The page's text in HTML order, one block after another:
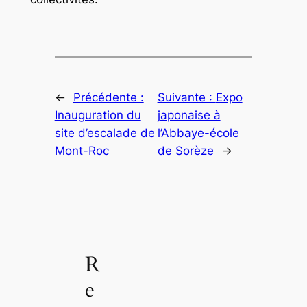
←
Précédente :
Inauguration du
site d’escalade de
Mont-Roc
Suivante : Expo
japonaise à
l’Abbaye-école
de Sorèze
→
R
e